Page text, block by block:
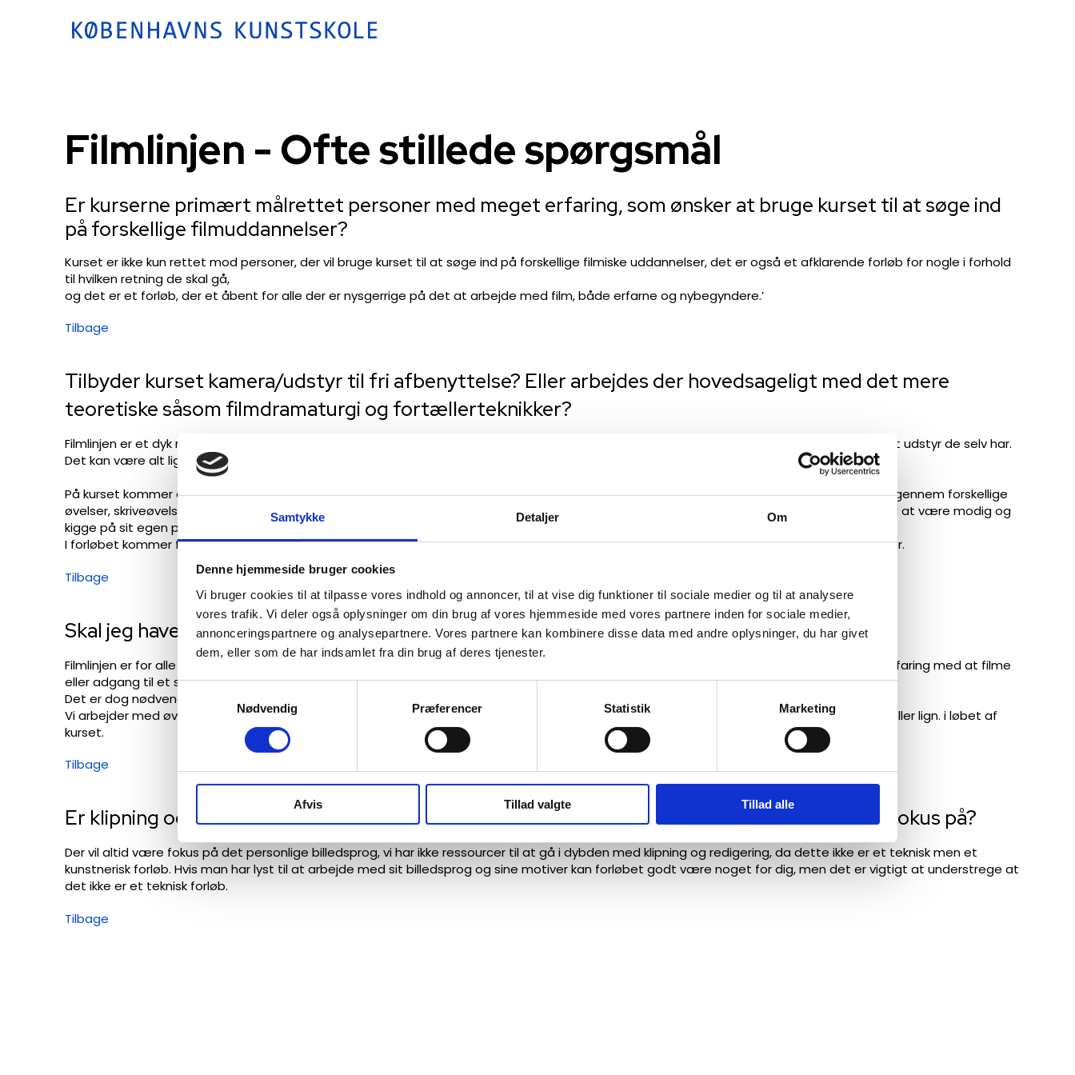
Samtykke Detaljer Om
Denne hjemmeside bruger cookies
Vi bruger cookies til at tilpasse vores indhold og annoncer, til at vise dig funktioner til sociale medier og til at analysere
vores trafik. Vi deler også oplysninger om din brug af vores hjemmeside med vores partnere inden for sociale medier,
annonceringspartnere og analysepartnere. Vores partnere kan kombinere disse data med andre oplysninger, du har givet
dem, eller som de har indsamlet fra din brug af deres tjenester.
Samtykkevalg
Nødvendig
Præferencer Statistik Marketing
Afvis Tillad valgte Tillad alle
Filmlinjen - Ofte stillede spørgsmål​
Er kurserne primært målrettet personer med meget erfaring, som ønsker at bruge kurset til at søge ind
på forskellige filmuddannelser?
Kurset er ikke kun rettet mod personer, der vil bruge kurset til at søge ind på forskellige filmiske uddannelser, det er også et afklarende forløb for nogle i forhold
til hvilken retning de skal gå,
og det er et forløb, der et åbent for alle der er nysgerrige på det at arbejde med film, både erfarne og nybegyndere.’
Tilbage​
​Tilbyder kurset kamera/udstyr til fri afbenyttelse? Eller arbejdes der hovedsageligt med det mere
teoretiske såsom filmdramaturgi og fortællerteknikker?
​Filmlinjen er et dyk ned i det personlige visuelle sprog hos den enkelte elev. Kunstskolen har ikke kameraudstyr, så eleverne arbejder med det udstyr de selv har.
Det kan være alt lige fra gode filmkameraer til en mobiltelefon.
På kurset kommer du til at møde forskellige teorier angående fortællemetode. Men primært er det et praktisk forløb. Det vil sige at eleven gennem forskellige
øvelser, skriveøvelser, filmiske opgaver etc. lærer sin egen fortællestil at kende. Det er kreativt, og legende og vi opfordrer den enkelt elev til at være modig og
kigge på sit egen personlige stof. Vi kan ikke skabe fortællinger uden at være personlige.
I forløbet kommer forskellige praktiserende filmskabere såsom fotografer og instruktører også på besøg og deler deres personlige metoder.
Tilbage​
Skal jeg have erfaring med kamerateknik etc. for at gå på linjen?
Filmlinjen er for alle uanset teknisk erfaring. Vi arbejder med skitser og øvelser både på skrift og på film, og det er ikke nødvendigt at have erfaring med at filme
eller adgang til et specifikt kamera.
Det er dog nødvendigt at have adgang til et filmende medie min. en iPhone eller ipad/tablet der kan filmes med.
Vi arbejder med øvelser, noter og skitser for at udvikle den enkelte elevs filmsprog og udtryk, og producerer derfor ikke større produktioner eller lign. i løbet af
kurset.
Tilbage​
Er klipning og redigering af film noget, som filmlinjen på Københavns Kunstskole har særligt fokus på?​​
Der vil altid være fokus på det personlige billedsprog, vi har ikke ressourcer til at gå i dybden med klipning og redigering, da dette ikke er et teknisk men et
kunstnerisk forløb. Hvis man har lyst til at arbejde med sit billedsprog og sine motiver kan forløbet godt være noget for dig, men det er vigtigt at understrege at
det ikke er et teknisk forløb.
Tilbage​